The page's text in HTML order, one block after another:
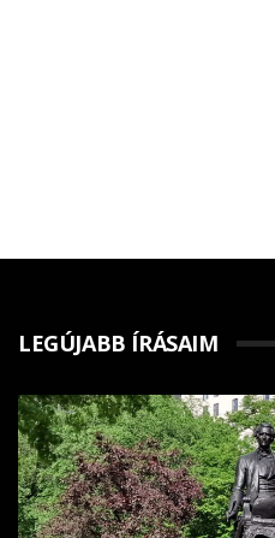
LEGÚJABB ÍRÁSAIM